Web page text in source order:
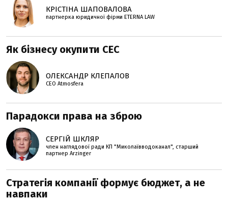
КРІСТІНА ШАПОВАЛОВА
партнерка юридичної фірми ETERNA LAW
Як бізнесу окупити СЕС
ОЛЕКСАНДР КЛЕПАЛОВ
СЕО Atmosfera
Парадокси права на зброю
СЕРГІЙ ШКЛЯР
член наглядової ради КП "Миколаївводоканал", старший
партнер Arzinger
Стратегія компанії формує бюджет, а не
навпаки